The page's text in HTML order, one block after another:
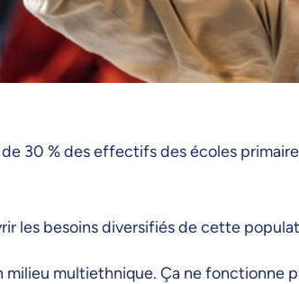
30 % des effectifs des écoles
les besoins diversifiés de cette
multiethnique. Ça ne fonctionne